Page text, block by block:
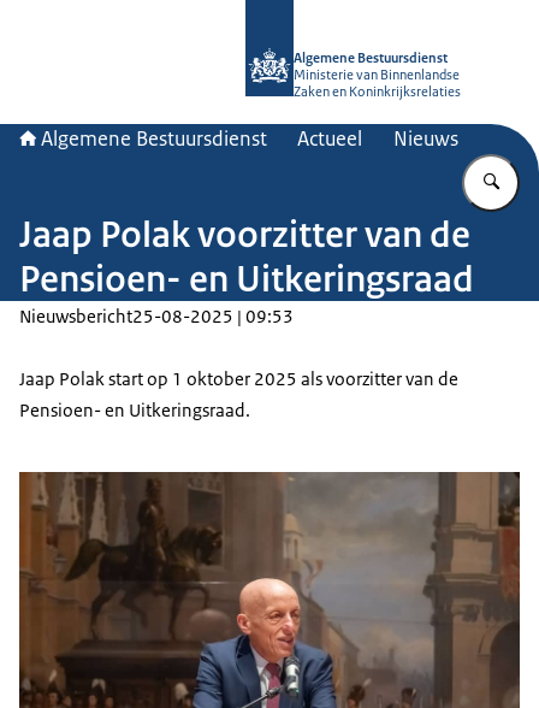
Algemene Bestuursdienst
Ministerie van Binnenlandse
Zaken en Koninkrijksrelaties
Algemene Bestuursdienst Actueel Nieuws
Jaap Polak voorzitter van de
Pensioen- en Uitkeringsraad
Nieuwsbericht25-08-2025 | 09:53
Jaap Polak start op 1 oktober 2025 als voorzitter van de
Pensioen- en Uitkeringsraad.